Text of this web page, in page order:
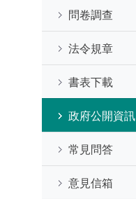
問卷調查
法令規章
書表下載
政府公開資訊
常見問答
意見信箱